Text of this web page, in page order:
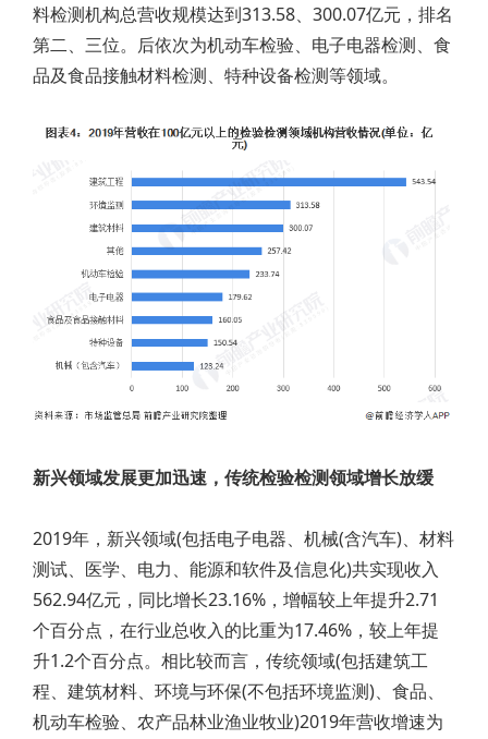
料检测机构总营收规模达到313.58、300.07亿元，排名
第二、三位。后依次为机动车检验、电子电器检测、食
品及食品接触材料检测、特种设备检测等领域。
新兴领域发展更加迅速，传统检验检测领域增长放缓
2019年，新兴领域(包括电子电器、机械(含汽车)、材料
测试、医学、电力、能源和软件及信息化)共实现收入
562.94亿元，同比增长23.16%，增幅较上年提升2.71
个百分点，在行业总收入的比重为17.46%，较上年提
升1.2个百分点。相比较而言，传统领域(包括建筑工
程、建筑材料、环境与环保(不包括环境监测)、食品、
机动车检验、农产品林业渔业牧业)2019年营收增速为